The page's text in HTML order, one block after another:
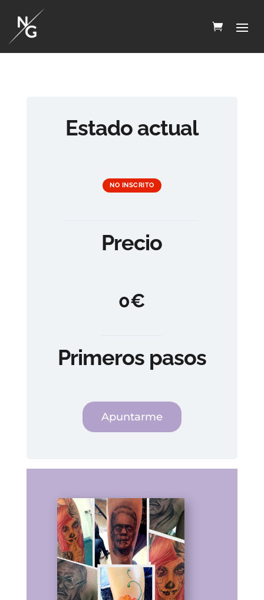
Estado actual
NO INSCRITO
Precio
0€
Primeros pasos
Apuntarme